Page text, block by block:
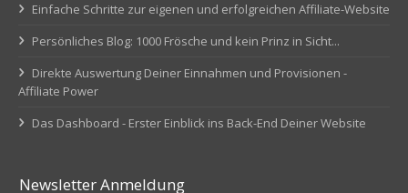
Einfache Schritte zur eigenen und erfolgreichen Affiliate-Website
Persönliches Blog: 1000 Frösche und kein Prinz in Sicht...
Direkte Auswertung Deiner Einnahmen und Provisionen -
Affiliate Power
Das Dashboard - Erster Einblick ins Back-End Deiner Website
Newsletter Anmeldung